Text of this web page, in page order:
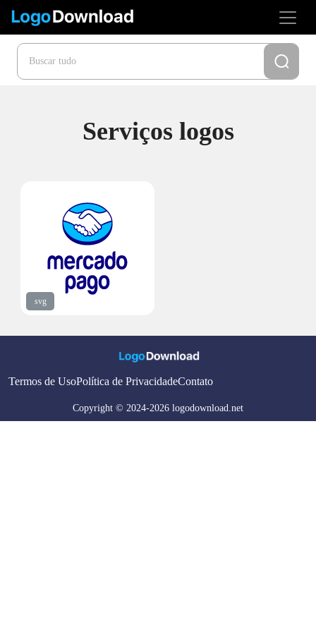
Serviços logos
svg
Termos de UsoPolítica de PrivacidadeContato
Copyright © 2024-2026 logodownload.net